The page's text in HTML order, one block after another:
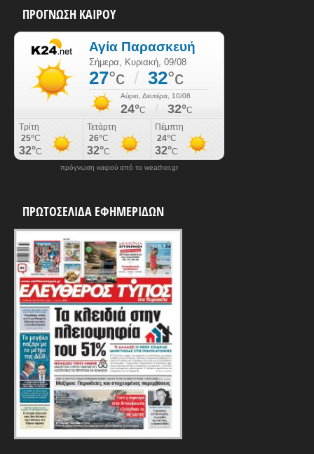
ΠΡΟΓΝΩΣΗ ΚΑΙΡΟΥ
πρόγνωση καιρού από το weather.gr
ΠΡΩΤΟΣΕΛΙΔΑ ΕΦΗΜΕΡΙΔΩΝ